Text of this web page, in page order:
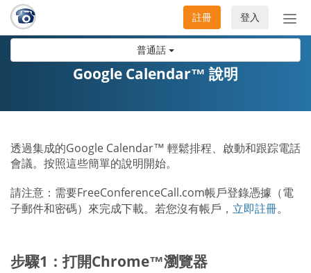
普通話
切
換
登入
註冊
Google Calendar™ 說明
透過集成的Google Calendar™ 輕鬆排程、啟動和跟踪電話
會議。按照這些簡單的說明開始。
請注意：需要FreeConferenceCall.com帳戶登錄憑據（電
子郵件和密碼）來完成下載。若您沒有帳戶， 立即註冊。
步驟1：打開Chrome™瀏覽器